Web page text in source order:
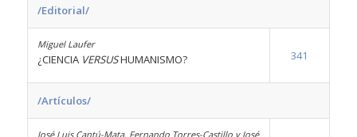
/Editorial/
Miguel Laufer
¿CIENCIA VERSUSHUMANISMO? 341
/Artículos/
José Luis Cantú-Mata, Fernando Torres-Castillo y José